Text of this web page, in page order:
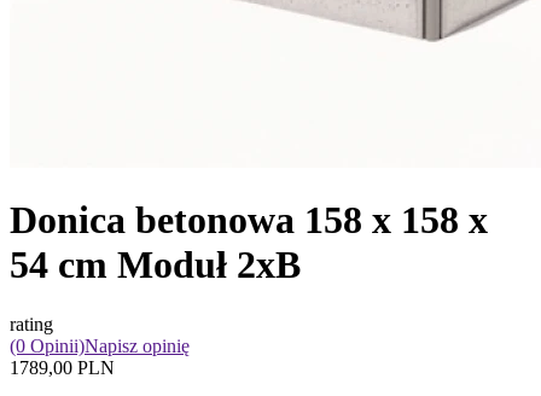
Donica betonowa 158 x 158 x
54 cm Moduł 2xB
rating
(0 Opinii)Napisz opinię
1789,00 PLN